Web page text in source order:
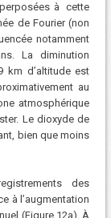
à cette
de Fourier (non
notamment
La diminution
km d’altitude est
au
atmosphérique
Le dioxyde de
bien que moins
des
à l’augmentation
(Figure 12a). À